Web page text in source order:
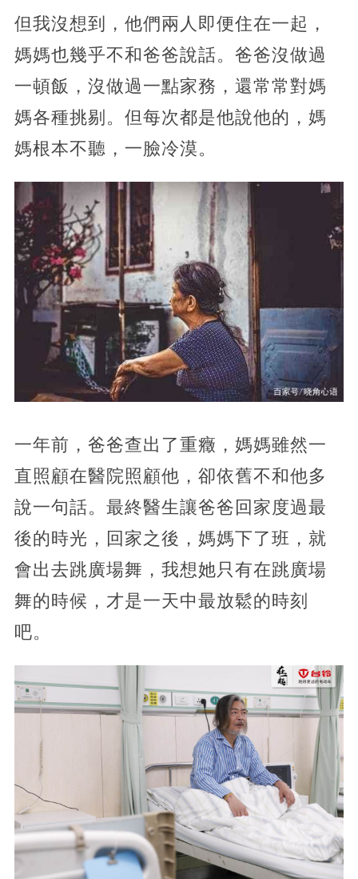
但我沒想到，他們兩人即便住在一起，
媽媽也幾乎不和爸爸說話。爸爸沒做過
一頓飯，沒做過一點家務，還常常對媽
媽各種挑剔。但每次都是他說他的，媽
媽根本不聽，一臉冷漠。
一年前，爸爸查出了重癥，媽媽雖然一
直照顧在醫院照顧他，卻依舊不和他多
說一句話。最終醫生讓爸爸回家度過最
後的時光，回家之後，媽媽下了班，就
會出去跳廣場舞，我想她只有在跳廣場
舞的時候，才是一天中最放鬆的時刻
吧。